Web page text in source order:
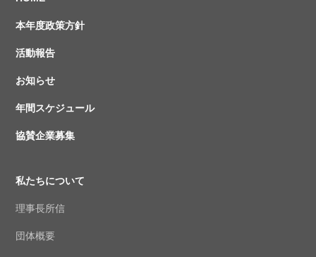
本年度政策方針
活動報告
お知らせ
年間スケジュール
協賛企業募集
私たちについて
理事長所信
団体概要